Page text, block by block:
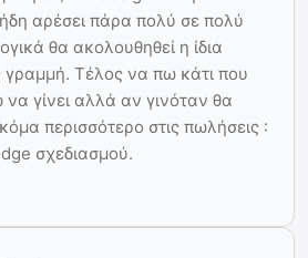
αρέσει πάρα πολύ σε πολύ
θα ακολουθηθεί η ίδια
γραμμή. Τέλος να πω κάτι που
γίνει αλλά αν γινόταν θα
περισσότερο στις πωλήσεις :
σχεδιασμού.